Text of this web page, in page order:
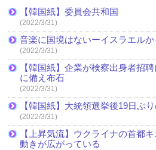
【韓国紙】委員会共和国
(2022/3/31)
音楽に国境はないーイスラエルか
(2022/3/31)
【韓国紙】企業が検察出身者招
に備え布石
(2022/3/31)
【韓国紙】大統領選挙後19日ぶ
(2022/3/31)
【上昇気流】ウクライナの首都
動きが広がっている